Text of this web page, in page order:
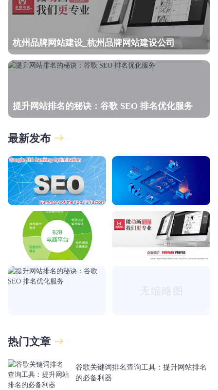
杭州品牌网站建设_杭州品牌网站建设公司
提升网站排名的秘诀：谷歌 SEO 排名优化服务
最新发布
热门文章
谷歌关键词排名查询工具：提升网站排名
的必备利器